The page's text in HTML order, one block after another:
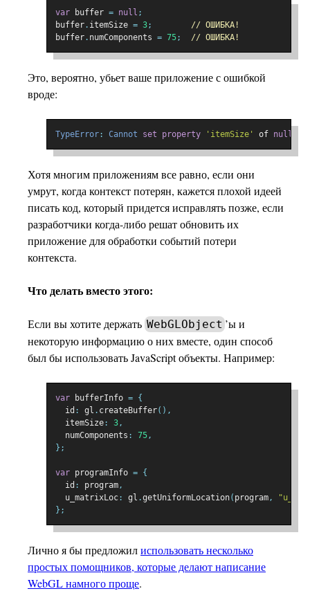
var buffer = null ;
buffer. itemSize = 3;
// ОШИБКА!
buffer. numComponents = 75; // ОШИБКА!
Это, вероятно, убьет ваше приложение с ошибкой
вроде:
TypeError: Cannot set property 'itemSize' of null
Хотя многим приложениям все равно, если они
умрут, когда контекст потерян, кажется плохой идеей
писать код, который придется исправлять позже, если
разработчики когда-либо решат обновить их
приложение для обработки событий потери
контекста.
Что делать вместо этого:
Если вы хотите держать WebGLObject ’ы и
некоторую информацию о них вместе, один способ
был бы использовать JavaScript объекты. Например:
var bufferInfo = {
  id
: gl . createBuffer(),
  itemSize
: 3,
  numComponents
: 75,
};
var programInfo = {
  id
: program,
  u_matrixLoc
: gl .getUniformLocation( program,
};
Лично я бы предложилиспользовать несколько
простых помощников, которые делают написание
WebGL намного проще.